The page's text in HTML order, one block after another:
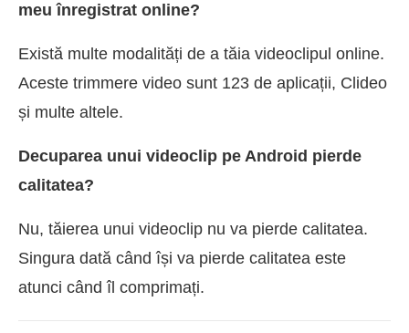
meu înregistrat online?
Există multe modalități de a tăia videoclipul online.
Aceste trimmere video sunt 123 de aplicații, Clideo
și multe altele.
Decuparea unui videoclip pe Android pierde
calitatea?
Nu, tăierea unui videoclip nu va pierde calitatea.
Singura dată când își va pierde calitatea este
atunci când îl comprimați.